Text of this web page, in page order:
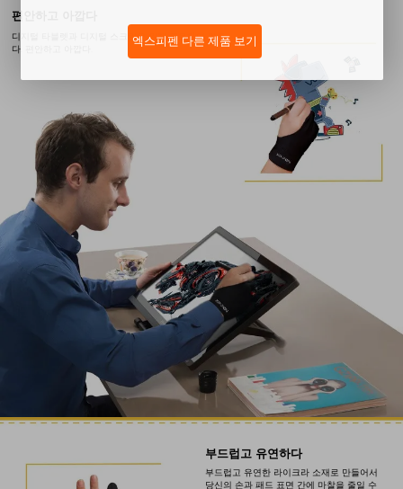
엑스피펜 다른 제품 보기
편안하고 아깝다
디지털 타블렛과 디지털 스크린을 위해 주문하여 만든
다. 편안하고 아깝다.
부드럽고 유연하다
부드럽고 유연한 라이크라 소재로 만들어서
당신의 손과 패드 표면 간에 마찰을 줄일 수